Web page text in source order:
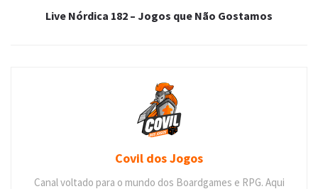
Live Nórdica 182 – Jogos que Não Gostamos
Covil dos Jogos
Canal voltado para o mundo dos Boardgames e RPG. Aqui